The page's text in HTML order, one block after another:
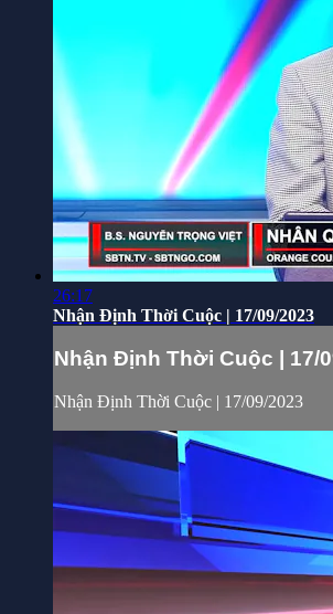
26:17
Nhận Định Thời Cuộc | 17/09/2023
Nhận Định Thời Cuộc | 17/
Nhận Định Thời Cuộc | 17/09/2023